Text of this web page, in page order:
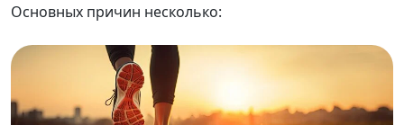
Основных причин несколько: